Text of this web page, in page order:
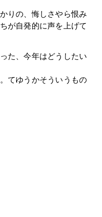
りの、悔しさやら恨み
が自発的に声を上げて
た、今年はどうしたい
てゆうかそういうもの